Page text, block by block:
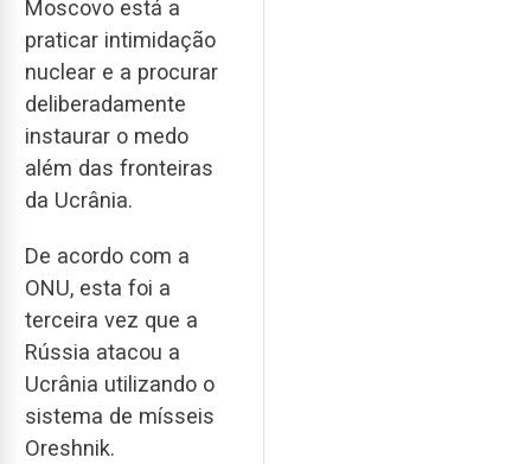
Moscovo está a
praticar intimidação
nuclear e a procurar
deliberadamente
instaurar o medo
além das fronteiras
da Ucrânia.
De acordo com a
ONU, esta foi a
terceira vez que a
Rússia atacou a
Ucrânia utilizando o
sistema de mísseis
Oreshnik.